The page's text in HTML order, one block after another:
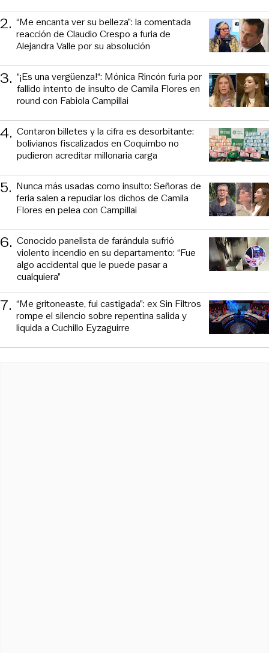
2. “Me encanta ver su belleza”: la comentada
reacción de Claudio Crespo a furia de
Alejandra Valle por su absolución
3. “¡Es una vergüenza!“: Mónica Rincón furia por
fallido intento de insulto de Camila Flores en
round con Fabiola Campillai
4. Contaron billetes y la cifra es desorbitante:
bolivianos fiscalizados en Coquimbo no
pudieron acreditar millonaria carga
5. Nunca más usadas como insulto: Señoras de
feria salen a repudiar los dichos de Camila
Flores en pelea con Campillai
6. Conocido panelista de farándula sufrió
violento incendio en su departamento: “Fue
algo accidental que le puede pasar a
cualquiera”
7. “Me gritoneaste, fui castigada”: ex Sin Filtros
rompe el silencio sobre repentina salida y
liquida a Cuchillo Eyzaguirre